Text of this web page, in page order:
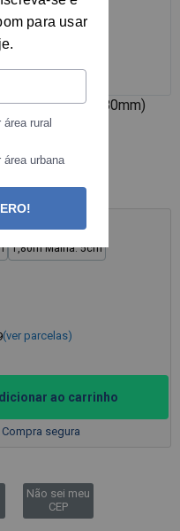
Fio 12 (3,80mm)
1,80m Malha: 5cm
(ver parcelas)
ao carrinho
Compra segura
Não sei meu
CEP
para usar
rural
área urbana